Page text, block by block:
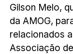
Gilson Melo,
da AMOG,
relacionados
Associação